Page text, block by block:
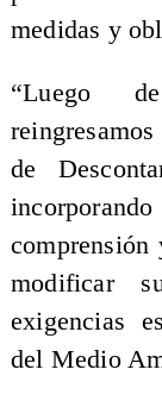
medidas y
“Luego
de
modificar
exigencias
del Medio